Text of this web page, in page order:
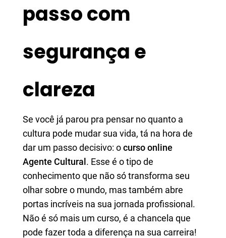
passo com
segurança e
clareza
Se você já parou pra pensar no quanto a
cultura pode mudar sua vida, tá na hora de
dar um passo decisivo: ocurso online
Agente Cultural . Esse é o tipo de
conhecimento que não só transforma seu
olhar sobre o mundo, mas também abre
portas incríveis na sua jornada profissional.
Não é só mais um curso, é a chancela que
pode fazer toda a diferença na sua carreira!